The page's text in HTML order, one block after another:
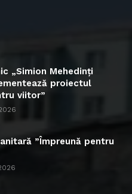
„Simion Mehedinți
proiectul
viitor”
”Împreună pentru